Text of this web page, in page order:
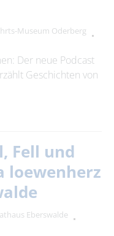
14 15
16
21 22
23
28 29
30
Museum Oderberg
Der neue Podcast
Geschichten von
Fell und
loewenherz
Eberswalde